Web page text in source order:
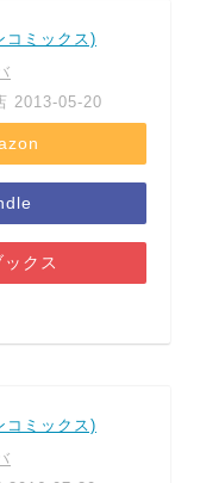
コミックス)
2013-05-20
クス
コミックス)